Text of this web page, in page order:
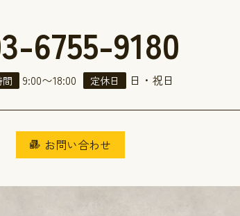
6755-9180
間 9:00〜18:00 定休日 日・祝日
お問い合わせ